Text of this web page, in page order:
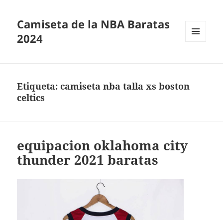
Camiseta de la NBA Baratas
2024
Etiqueta:camiseta nba talla xs boston
celtics
equipacion oklahoma city
thunder 2021 baratas